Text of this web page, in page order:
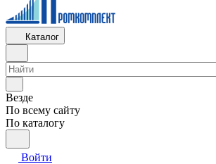
Каталог
Везде
По всему сайту
По каталогу
Войти